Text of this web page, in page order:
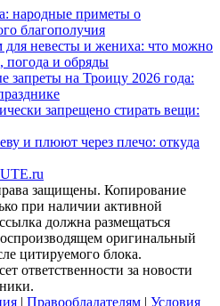
народные приметы о
благополучия
невесты и жениха: что можно
погода и обряды
запреты на Троицу 2026 года:
запрещено стирать вещи:
и плюют через плечо: откуда
защищены. Копирование
при наличии активной
должна размещаться
оригинальный
цитируемого блока.
ответственности за новости
| Правообладателям | Условия